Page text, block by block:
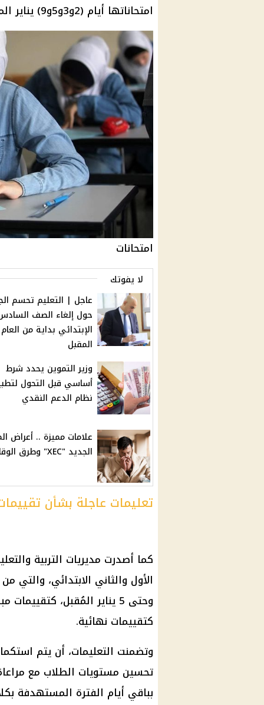
امتحاناتها أيام (2و3و5و9) يناير المقبل مع استكمال اليوم الدراسي بشكل طبيعي.
امتحانات
لا يفوتك
عاجل | التعليم تحسم
حول إلغاء الصف
الإبتدائي بداية من العام
المقبل
وزير التموين يحدد شرط
أساسي قبل التحول
نظام الدعم النقدي
علامات مميزة .. أعراض
الجديد "XEC" وطرق الوقاية
تعليمات عاجلة بشأن
كما أصدرت مديريات التربية
وحتى 5 يناير المُقبل، كتقييمات مبدئية ومن 16 يناير وحتى 23
كتقييمات نهائية.
وتضمنت التعليمات، أن يتم
تحسين مستويات الطلاب مع
بباقي أيام الفترة المستهدفة